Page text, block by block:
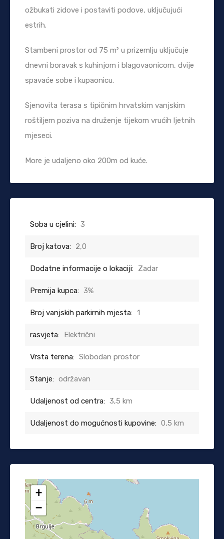
ožbukati zidove i postaviti podove, uključujući
estrih.
Stambeni prostor od 75 m² u prizemlju uključuje
dnevni boravak s kuhinjom i blagovaonicom, dvije
spavaće sobe i kupaonicu.
Sjenovita terasa s tipičnim hrvatskim vanjskim
roštiljem poziva na druženje tijekom vrućih ljetnih
mjeseci.
More je udaljeno oko 200m od kuće.
Soba u cjelini: 3
Broj katova: 2,0
Dodatne informacije o lokaciji: Zadar
Premija kupca: 3%
Broj vanjskih parkirnih mjesta: 1
rasvjeta: Električni
Vrsta terena: Slobodan prostor
Stanje: održavan
Udaljenost od centra: 3,5 km
Udaljenost do mogućnosti kupovine: 0,5 km
+
−